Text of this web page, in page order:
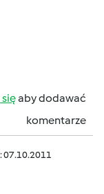
aby dodawać
komentarze
07.10.2011